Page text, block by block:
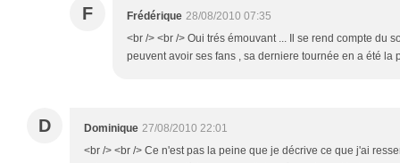
F Frédérique 28/08/2010 07:35
<br /> <br /> Oui trés émouvant ... Il se rend compte du
peuvent avoir ses fans , sa derniere tournée en a été la
D Dominique 27/08/2010 22:01
<br /> <br /> Ce n'est pas la peine que je décrive ce que j'ai